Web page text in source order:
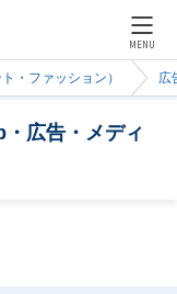
MENU
・ファッション） 広
広告・メディ